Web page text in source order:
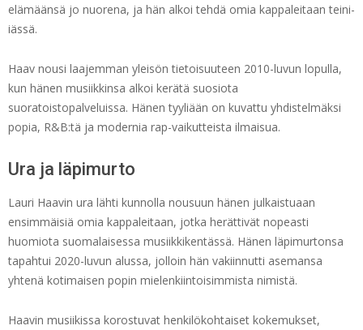
elämäänsä jo nuorena, ja hän alkoi tehdä omia kappaleitaan teini-
iässä.
Haav nousi laajemman yleisön tietoisuuteen 2010-luvun lopulla,
kun hänen musiikkinsa alkoi kerätä suosiota
suoratoistopalveluissa. Hänen tyyliään on kuvattu yhdistelmäksi
popia, R&B:tä ja modernia rap-vaikutteista ilmaisua.
Ura ja läpimurto
Lauri Haavin ura lähti kunnolla nousuun hänen julkaistuaan
ensimmäisiä omia kappaleitaan, jotka herättivät nopeasti
huomiota suomalaisessa musiikkikentässä. Hänen läpimurtonsa
tapahtui 2020-luvun alussa, jolloin hän vakiinnutti asemansa
yhtenä kotimaisen popin mielenkiintoisimmista nimistä.
Haavin musiikissa korostuvat henkilökohtaiset kokemukset,